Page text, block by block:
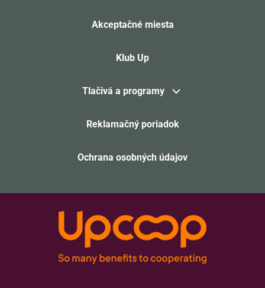
Akceptačné miesta
Klub Up
Tlačivá a programy
Reklamačný poriadok
Ochrana osobných údajov